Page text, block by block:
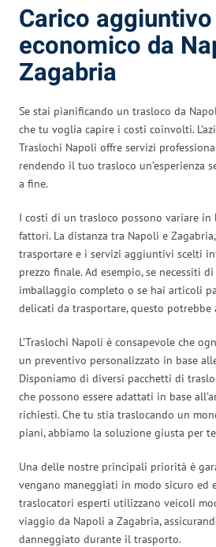
Carico aggiuntivo
economico da
Zagabria
Se stai pianificando un trasloco da
che tu voglia capire i costi coinvolti.
Traslochi Napoli offre servizi
rendendo il tuo trasloco un’esperienza
a fine.
I costi di un trasloco possono variare in
fattori. La distanza tra Napoli e
trasportare e i servizi aggiuntivi scelti
prezzo finale. Ad esempio, se necessiti
imballaggio completo o se hai articoli
delicati da trasportare, questo potrebbe
L’Traslochi Napoli è consapevole che
un preventivo personalizzato in base
Disponiamo di diversi pacchetti di
che possono essere adattati in base
richiesti. Che tu stia traslocando un
piani, abbiamo la soluzione giusta per
Una delle nostre principali priorità è
vengano maneggiati in modo sicuro ed
traslocatori esperti utilizzano veicoli
viaggio da Napoli a Zagabria,
danneggiato durante il trasporto.